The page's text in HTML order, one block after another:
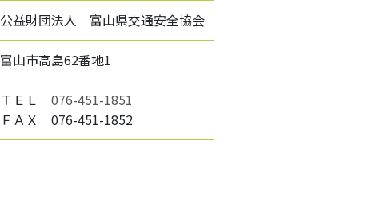
公益財団法人 富山県交通安全協会
富山市高島62番地1
ＴＥＬ 076-451-1851
ＦＡＸ 076-451-1852